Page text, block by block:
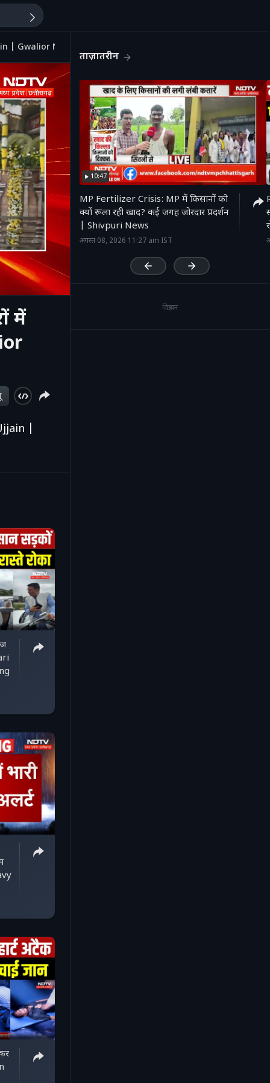
| Gwalior News
'
में
|
ताज़ातरीन
10:47
MP Fertilizer Crisis: MP में किसानों को
क्यों रूला रही खाद? कई जगह जोरदार प्रदर्शन
| Shivpuri News
अगस्त 08, 2026 11:27 am IST
विज्ञापन